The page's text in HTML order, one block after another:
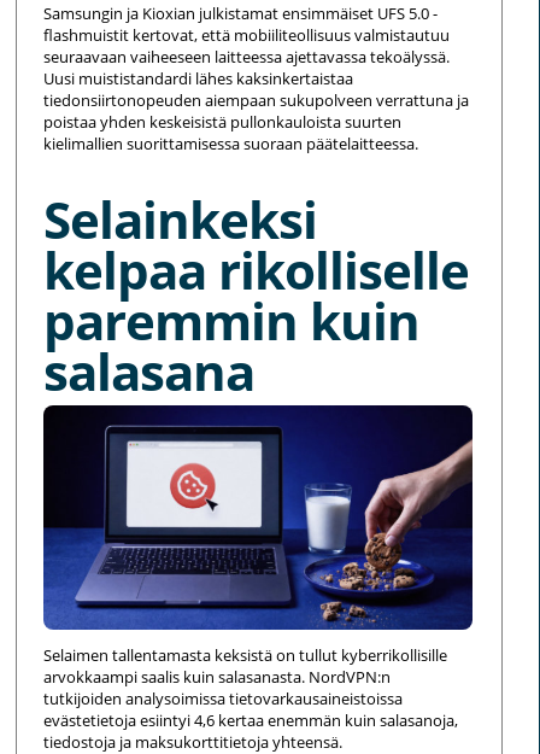
Samsungin ja Kioxian julkistamat ensimmäiset UFS 5.0 -
flashmuistit kertovat, että mobiiliteollisuus valmistautuu
seuraavaan vaiheeseen laitteessa ajettavassa tekoälyssä.
Uusi muististandardi lähes kaksinkertaistaa
tiedonsiirtonopeuden aiempaan sukupolveen verrattuna ja
poistaa yhden keskeisistä pullonkauloista suurten
kielimallien suorittamisessa suoraan päätelaitteessa.
Selainkeksi
kelpaa rikolliselle
paremmin kuin
salasana
Selaimen tallentamasta keksistä on tullut kyberrikollisille
arvokkaampi saalis kuin salasanasta. NordVPN:n
tutkijoiden analysoimissa tietovarkausaineistoissa
evästetietoja esiintyi 4,6 kertaa enemmän kuin salasanoja,
tiedostoja ja maksukorttitietoja yhteensä.